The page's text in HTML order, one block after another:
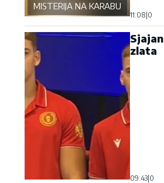
MISTERIJA NA KARABURMI
11:08 0
zlata
09:43 0